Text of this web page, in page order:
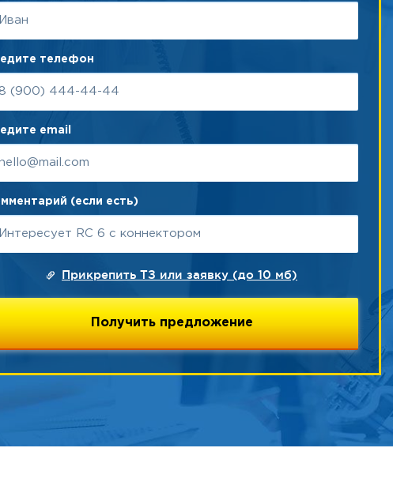
телефон
email
(если есть)
Прикрепить ТЗ или заявку (до 10 мб)